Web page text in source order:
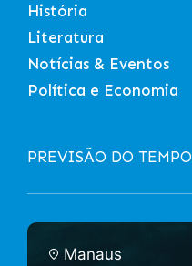
História
Literatura
Notícias & Eventos
Política e Economia
PREVISÃO DO TEMPO
Manaus